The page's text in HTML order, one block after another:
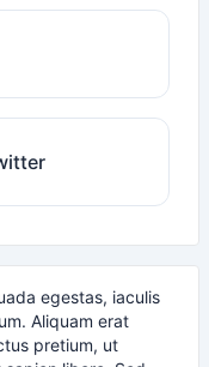
egestas, iaculis
Aliquam erat
pretium, ut